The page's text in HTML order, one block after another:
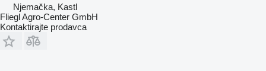
Njemačka, Kastl
Fliegl Agro-Center GmbH
Kontaktirajte prodavca